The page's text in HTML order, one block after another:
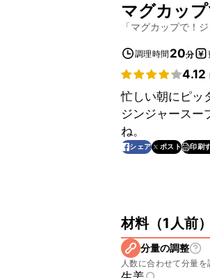
マグカッ
「マグカップで！
調理時間 20分
4.12
忙しい朝にピッ
ジンジャースー
ね。
シェア ポスト 印刷
材料（1人前）
分量の調整
人数に合わせて分量